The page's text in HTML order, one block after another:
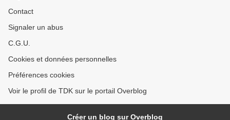
Contact
Signaler un abus
C.G.U.
Cookies et données personnelles
Préférences cookies
Voir le profil de TDK sur le portail Overblog
Créer un blog sur Overblog